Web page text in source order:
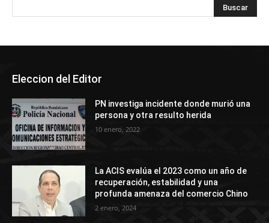
Eleccion del Editor
PN investiga incidente donde murió una
persona y otra resulto herida
10 enero, 2022
La ACIS evalúa el 2023 como un año de
recuperación, estabilidad y una
profunda amenaza del comercio Chino
2 enero, 2024